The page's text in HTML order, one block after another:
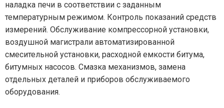
наладка печи в соответствии с заданным
температурным режимом. Контроль показаний средств
измерений. Обслуживание компрессорной установки,
воздушной магистрали автоматизированной
смесительной установки, расходной емкости битума,
битумных насосов. Смазка механизмов, замена
отдельных деталей и приборов обслуживаемого
оборудования.